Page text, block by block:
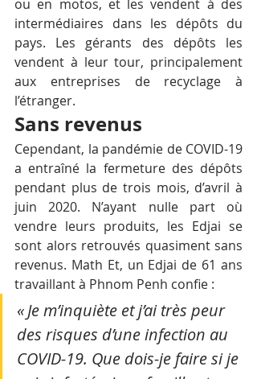
ou en motos, et les vendent à des
intermédiaires dans les dépôts du
pays. Les gérants des dépôts les
vendent à leur tour, principalement
aux entreprises de recyclage à
l’étranger.
Sans revenus
Cependant, la pandémie de COVID-19
a entraîné la fermeture des dépôts
pendant plus de trois mois, d’avril à
juin 2020. N’ayant nulle part où
vendre leurs produits, les Edjai se
sont alors retrouvés quasiment sans
revenus. Math Et, un Edjai de 61 ans
travaillant à Phnom Penh confie :
« Je m’inquiète et j’ai très peur
des risques d’une infection au
COVID-19. Que dois-je faire si je